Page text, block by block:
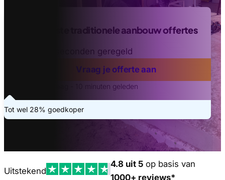
Vind de beste traditionele aanbouw offertes
Binnen 20 seconden geregeld
Vraag je offerte aan
Laatste aanvraag - 10 minuten geleden
Tot wel 28% goedkoper
Uitstekend
4.8 uit 5 op basis van
1000+ reviews*